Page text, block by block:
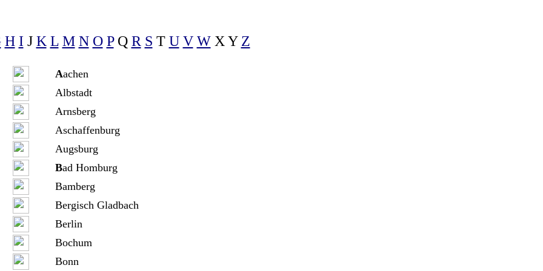
H IJ K L M N O PQ R S T U V WX Y Z
Aachen
Albstadt
Arnsberg
Aschaffenburg
Augsburg
Bad Homburg
Bamberg
Bergisch Gladbach
Berlin
Bochum
Bonn